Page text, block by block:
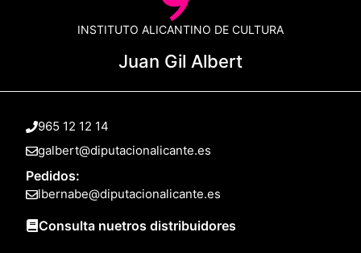
INSTITUTO ALICANTINO DE CULTURA
Juan Gil Albert
965 12 12 14
galbert@diputacionalicante.es
Pedidos:
lbernabe@diputacionalicante.es
Consulta nuetros distribuidores